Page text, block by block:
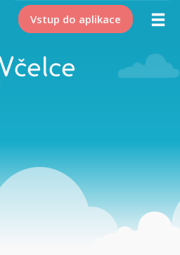
Vstup do aplikace